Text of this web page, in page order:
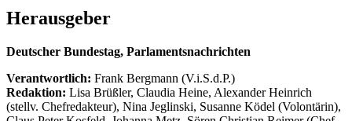
Herausgeber
Deutscher Bundestag, Parlamentsnachrichten
Verantwortlich: Frank Bergmann (V.i.S.d.P.)
Redaktion: Lisa Brüßler, Claudia Heine, Alexander Heinrich
(stellv. Chefredakteur), Nina Jeglinski, Susanne Ködel (Volontärin),